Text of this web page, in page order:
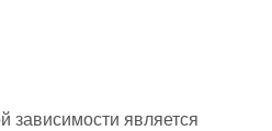
зависимости является